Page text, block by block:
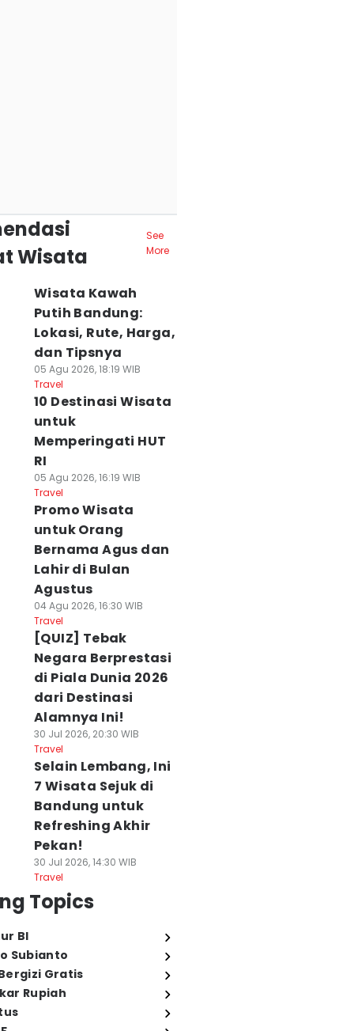
Wisata
See
More
Wisata Kawah
Putih Bandung:
Lokasi, Rute, Harga,
dan Tipsnya
05 Agu 2026, 18:19 WIB
Travel
10 Destinasi Wisata
untuk
Memperingati HUT
RI
05 Agu 2026, 16:19 WIB
Travel
Promo Wisata
untuk Orang
Bernama Agus dan
Lahir di Bulan
Agustus
04 Agu 2026, 16:30 WIB
Travel
[QUIZ] Tebak
Negara Berprestasi
di Piala Dunia 2026
dari Destinasi
Alamnya Ini!
30 Jul 2026, 20:30 WIB
Travel
Selain Lembang, Ini
7 Wisata Sejuk di
Bandung untuk
Refreshing Akhir
Pekan!
30 Jul 2026, 14:30 WIB
Travel
Topics
BI
Subianto
Gratis
Rupiah